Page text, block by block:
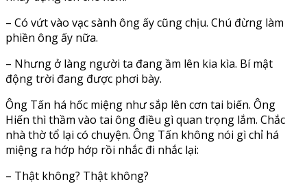
– Có vứt vào vạc sành ông ấy cũng chịu. Chú đừng làm
phiền ông ấy nữa.
– Nhưng ở làng người ta đang ầm lên kia kìa. Bí mật
động trời đang được phơi bày.
Ông Tấn há hốc miệng như sắp lên cơn tai biến. Ông
Hiến thì thầm vào tai ông điều gì quan trọng lắm. Chắc
nhà thờ tổ lại có chuyện. Ông Tấn không nói gì chỉ há
miệng ra hớp hớp rồi nhắc đi nhắc lại:
– Thật không? Thật không?